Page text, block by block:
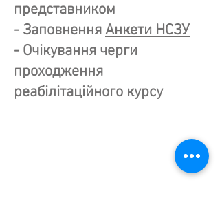
представником
- ЗаповненняАнкети НСЗУ
- Очікування черги
проходження
реабілітаційного курсу